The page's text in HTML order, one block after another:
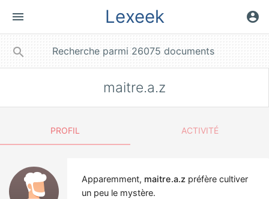
menu Lexeek account_circle
search
maitre.a.z
PROFIL ACTIVITÉ
Apparemment, maitre.a.z préfère cultiver
un peu le mystère.